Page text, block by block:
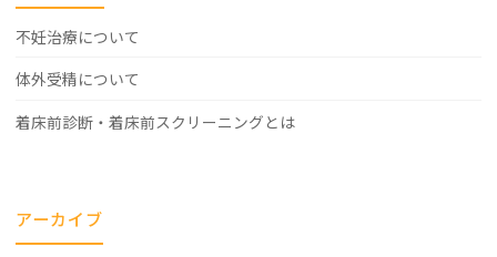
不妊治療について
体外受精について
着床前診断・着床前スクリーニングとは
アーカイブ